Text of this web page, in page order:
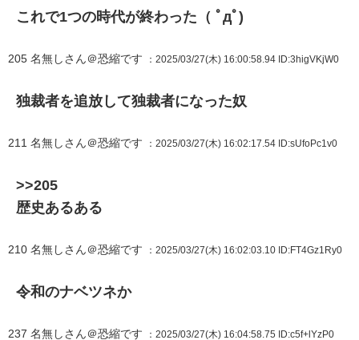
これで1つの時代が終わった（ ﾟдﾟ)
205 名無しさん＠恐縮です ：2025/03/27(木) 16:00:58.94 ID:3higVKjW0
独裁者を追放して独裁者になった奴
211 名無しさん＠恐縮です ：2025/03/27(木) 16:02:17.54 ID:sUfoPc1v0
>>205
歴史あるある
210 名無しさん＠恐縮です ：2025/03/27(木) 16:02:03.10 ID:FT4Gz1Ry0
令和のナベツネか
237 名無しさん＠恐縮です ：2025/03/27(木) 16:04:58.75 ID:c5f+lYzP0